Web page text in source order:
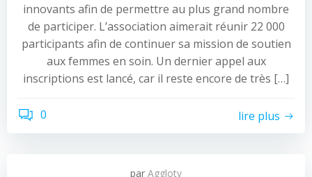
innovants afin de permettre au plus grand nombre
de participer. L’association aimerait réunir 22 000
participants afin de continuer sa mission de soutien
aux femmes en soin. Un dernier appel aux
inscriptions est lancé, car il reste encore de très […]
0 lire plus
par Agglotv